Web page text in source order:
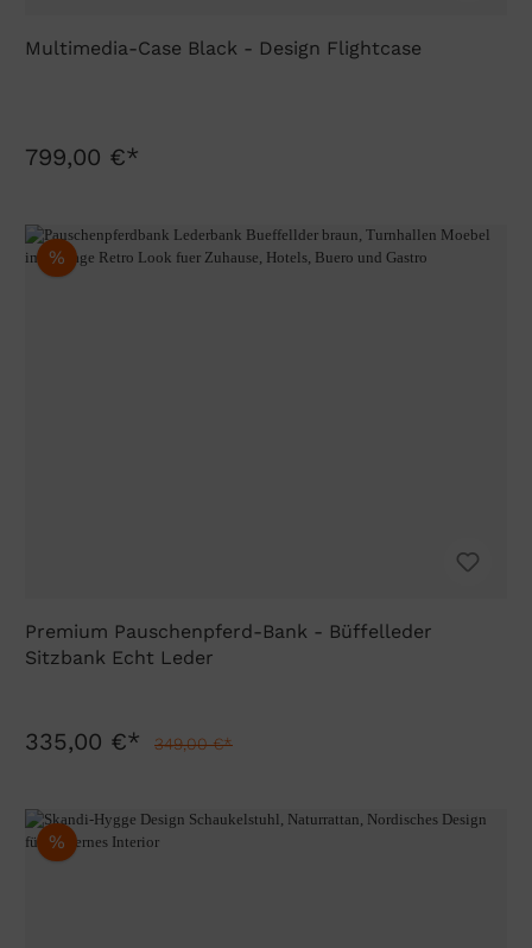
Multimedia-Case Black - Design Flightcase
799,00 €*
%
Premium Pauschenpferd-Bank - Büffelleder
Sitzbank Echt Leder
335,00 €* 349,00 €*
%